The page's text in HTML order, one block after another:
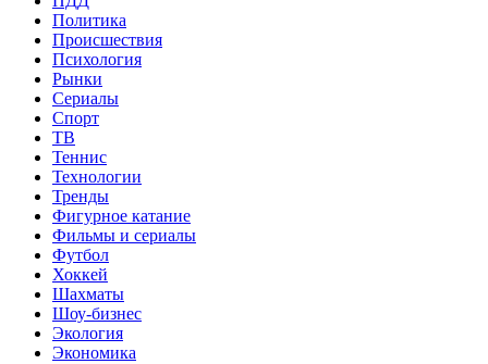
Политика
Происшествия
Психология
Рынки
Сериалы
Спорт
ТВ
Теннис
Технологии
Тренды
Фигурное катание
Фильмы и сериалы
Футбол
Хоккей
Шахматы
Шоу-бизнес
Экология
Экономика